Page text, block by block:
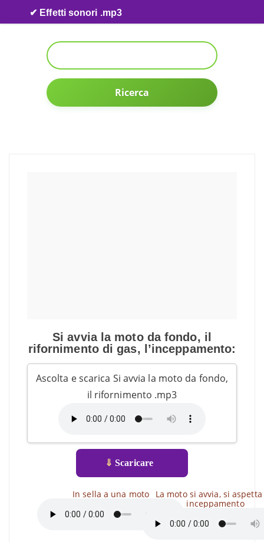
Skip to content
✔ Effetti sonori .mp3
Ricerca
Si avvia la moto da fondo, il
rifornimento di gas, l’inceppamento:
Ascolta e scarica Si avvia la moto da fondo,
il rifornimento .mp3
⇓ Scaricare
In sella a una moto
La moto si avvia, si
inceppamento